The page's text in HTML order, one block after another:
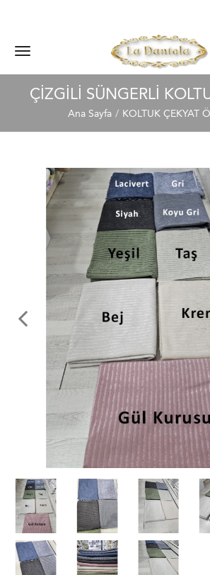
ÇIZGILI SÜNGERLI
Ana Sayfa KOLTUK ÇEKYAT